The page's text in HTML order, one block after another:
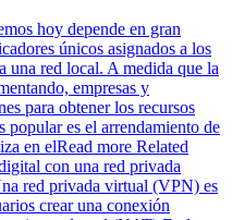
hoy depende en gran
únicos asignados a los
una red local. A medida que la
empresas y
para obtener los recursos
popular es el arrendamiento de
en elRead more Related
con una red privada
red privada virtual (VPN) es
crear una conexión